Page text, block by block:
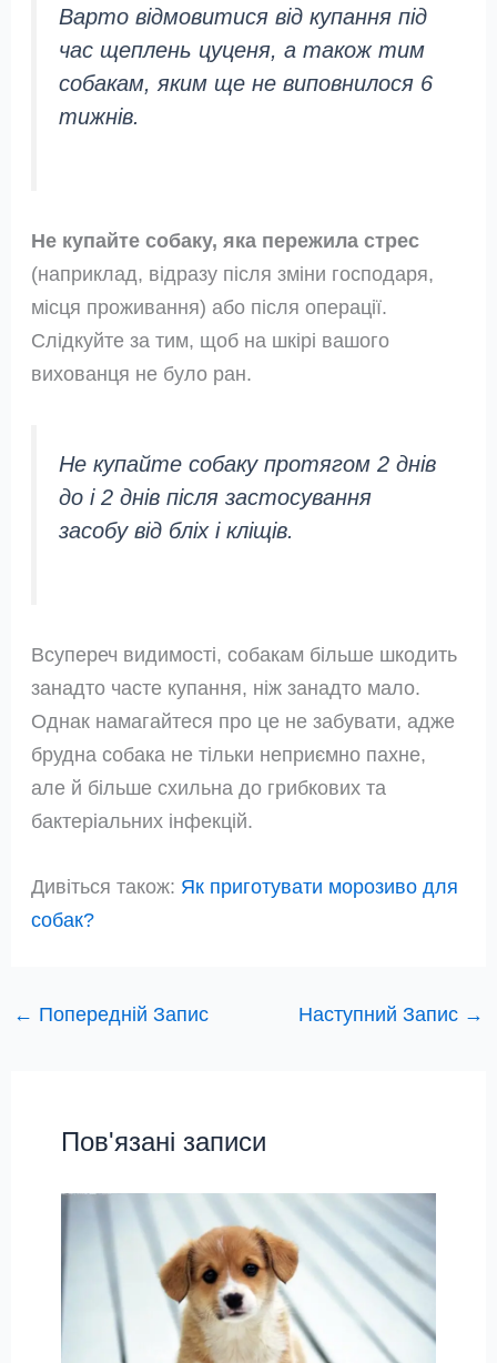
Варто відмовитися від купання під
час щеплень цуценя, а також тим
собакам, яким ще не виповнилося 6
тижнів.
Не купайте собаку, яка пережила стрес
(наприклад, відразу після зміни господаря,
місця проживання) або після операції.
Слідкуйте за тим, щоб на шкірі вашого
вихованця не було ран.
Не купайте собаку протягом 2 днів
до і 2 днів після застосування
засобу від бліх і кліщів.
Всупереч видимості, собакам більше шкодить
занадто часте купання, ніж занадто мало.
Однак намагайтеся про це не забувати, адже
брудна собака не тільки неприємно пахне,
але й більше схильна до грибкових та
бактеріальних інфекцій.
Дивіться також: Як приготувати морозиво для
собак?
← Попередній Запис Наступний Запис →
Пов'язані записи